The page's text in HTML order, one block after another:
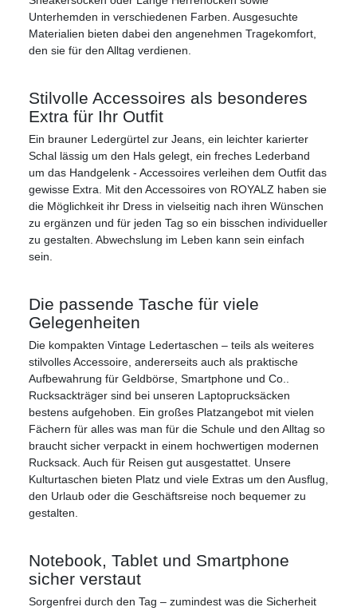
Unterhemden in verschiedenen Farben. Ausgesuchte
Materialien bieten dabei den angenehmen Tragekomfort,
den sie für den Alltag verdienen.
Stilvolle Accessoires als besonderes
Extra für Ihr Outfit
Ein brauner Ledergürtel zur Jeans, ein leichter karierter
Schal lässig um den Hals gelegt, ein freches Lederband
um das Handgelenk - Accessoires verleihen dem Outfit das
gewisse Extra. Mit den Accessoires von ROYALZ haben sie
die Möglichkeit ihr Dress in vielseitig nach ihren Wünschen
zu ergänzen und für jeden Tag so ein bisschen individueller
zu gestalten. Abwechslung im Leben kann sein einfach
sein.
Die passende Tasche für viele
Gelegenheiten
Die kompakten Vintage Ledertaschen – teils als weiteres
stilvolles Accessoire, andererseits auch als praktische
Aufbewahrung für Geldbörse, Smartphone und Co..
Rucksackträger sind bei unseren Laptoprucksäcken
bestens aufgehoben. Ein großes Platzangebot mit vielen
Fächern für alles was man für die Schule und den Alltag so
braucht sicher verpackt in einem hochwertigen modernen
Rucksack. Auch für Reisen gut ausgestattet. Unsere
Kulturtaschen bieten Platz und viele Extras um den Ausflug,
den Urlaub oder die Geschäftsreise noch bequemer zu
gestalten.
Notebook, Tablet und Smartphone
sicher verstaut
Sorgenfrei durch den Tag – zumindest was die Sicherheit